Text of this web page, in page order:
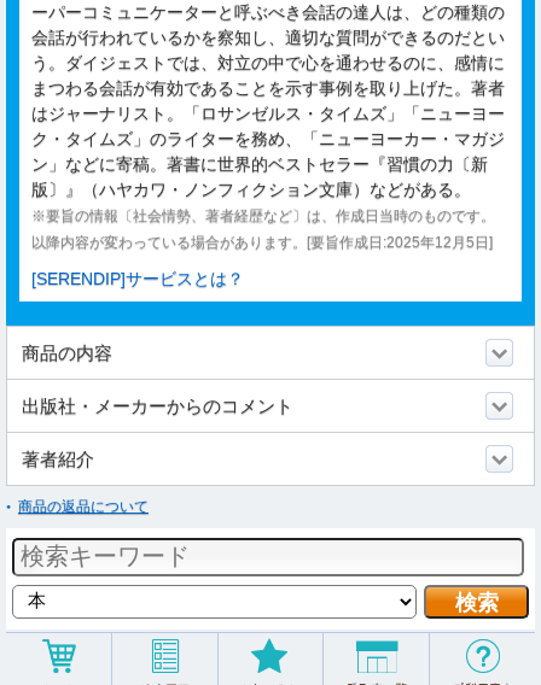
ーパーコミュニケーターと呼ぶべき会話の達人は、どの種類の
会話が行われているかを察知し、適切な質問ができるのだとい
う。ダイジェストでは、対立の中で心を通わせるのに、感情に
まつわる会話が有効であることを示す事例を取り上げた。著者
はジャーナリスト。「ロサンゼルス・タイムズ」「ニューヨー
ク・タイムズ」のライターを務め、「ニューヨーカー・マガジ
ン」などに寄稿。著書に世界的ベストセラー『習慣の力〔新
版〕』（ハヤカワ・ノンフィクション文庫）などがある。
※要旨の情報〔社会情勢、著者経歴など〕は、作成日当時のものです。
以降内容が変わっている場合があります。[要旨作成日:2025年12月5日]
[SERENDIP]サービスとは？
商品の内容
出版社・メーカーからのコメント
著者紹介
商品の返品について